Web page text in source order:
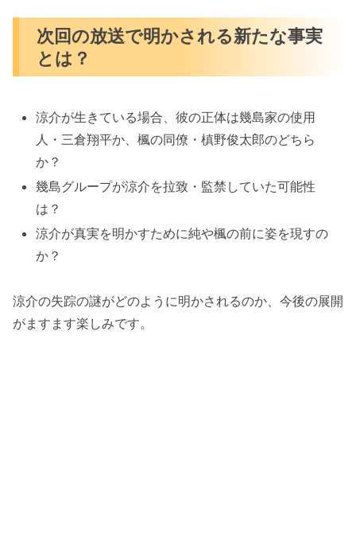
次回の放送で明かされる新たな事実
とは？
涼介が生きている場合、彼の正体は幾島家の使用
人・三倉翔平か、楓の同僚・槙野俊太郎のどちら
か？
幾島グループが涼介を拉致・監禁していた可能性
は？
涼介が真実を明かすために純や楓の前に姿を現すの
か？
涼介の失踪の謎がどのように明かされるのか、今後の展開
がますます楽しみです。